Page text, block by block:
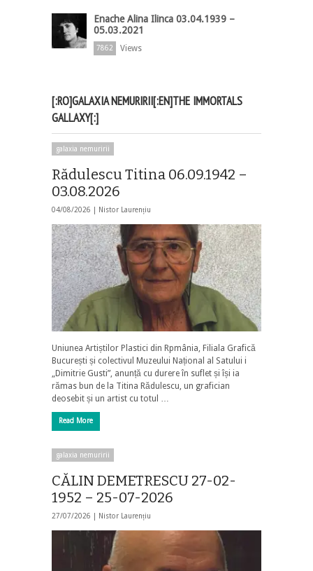
Enache Alina Ilinca 03.04.1939 –
05.03.2021
7862 Views
[:RO]GALAXIA NEMURIRII[:EN]THE IMMORTALS
GALLAXY[:]
galaxia nemuririi
Rădulescu Titina 06.09.1942 –
03.08.2026
04/08/2026 | Nistor Laurențiu
Uniunea Artiștilor Plastici din Rpmânia, Filiala Grafică
București și colectivul Muzeului Național al Satului i
„Dimitrie Gusti”, anunță cu durere în suflet și își ia
rămas bun de la Titina Rădulescu, un grafician
deosebit și un artist cu totul …
Read More
galaxia nemuririi
CĂLIN DEMETRESCU 27-02-
1952 – 25-07-2026
27/07/2026 | Nistor Laurențiu